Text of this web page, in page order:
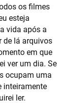
os filmes
esteja
vida após a
de lá arquivos
em que
ver um dia. Se
ocupam uma
inteiramente
ler.